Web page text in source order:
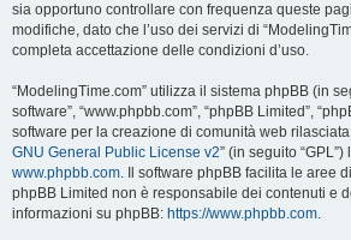
sia opportuno controllare con frequenza queste
modifiche, dato che l’uso dei servizi di
completa accettazione delle condizioni d’uso.
“ModelingTime.com” utilizza il sistema phpBB (in
software”, “www.phpbb.com”, “phpBB Limited”,
software per la creazione di comunità web rilasciata
GNU General Public License v2” (in seguito
www.phpbb.com. Il software phpBB facilita le aree
phpBB Limited non è responsabile dei contenuti e
informazioni su phpBB: https://www.phpbb.com.